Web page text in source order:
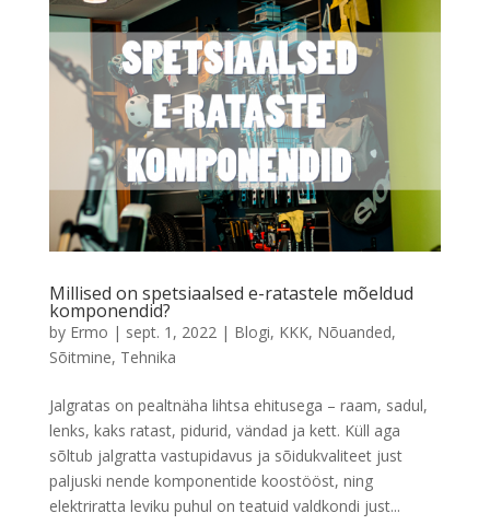
Millised on spetsiaalsed e-ratastele mõeldud
komponendid?
by Ermo | sept. 1, 2022 | Blogi, KKK, Nõuanded,
Sõitmine, Tehnika
Jalgratas on pealtnäha lihtsa ehitusega – raam, sadul,
lenks, kaks ratast, pidurid, vändad ja kett. Küll aga
sõltub jalgratta vastupidavus ja sõidukvaliteet just
paljuski nende komponentide koostööst, ning
elektriratta leviku puhul on teatuid valdkondi just...